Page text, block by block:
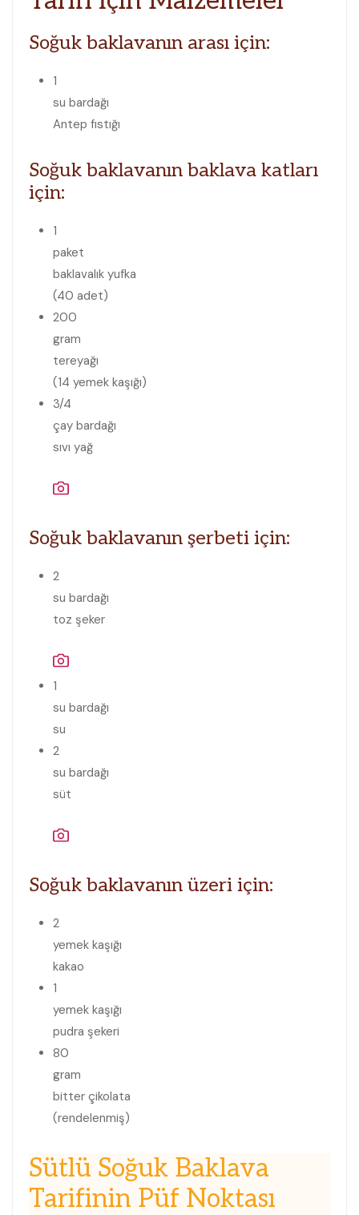
Soğuk baklavanın arası için:
1
su bardağı
Antep fıstığı
Soğuk baklavanın baklava katları
için:
1
paket
baklavalık yufka
(40 adet)
200
gram
tereyağı
(14 yemek kaşığı)
3/4
çay bardağı
sıvı yağ
Soğuk baklavanın şerbeti için:
2
su bardağı
toz şeker
1
su bardağı
su
2
su bardağı
süt
Soğuk baklavanın üzeri için:
2
yemek kaşığı
kakao
1
yemek kaşığı
pudra şekeri
80
gram
bitter çikolata
(rendelenmiş)
Sütlü Soğuk Baklava
Tarifinin Püf Noktası